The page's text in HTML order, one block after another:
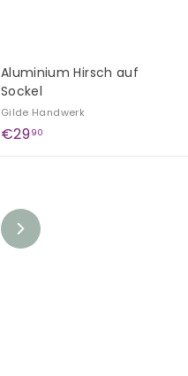
Aluminium Hirsch auf
Sockel
Gilde Handwerk
€2990
2
V
o